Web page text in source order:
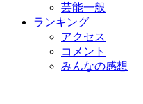
芸能一般
ランキング
アクセス
コメント
みんなの感想